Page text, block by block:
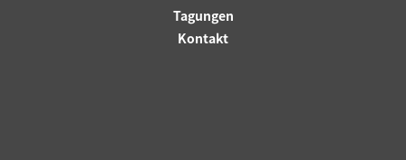
Tagungen
Kontakt